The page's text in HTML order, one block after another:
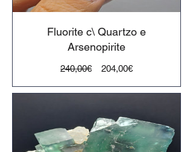
Fluorite c\ Quartzo e
Arsenopirite
240,00€
Preço
204,00€Preço